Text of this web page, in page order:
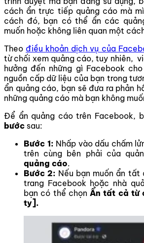
cách ẩn trực tiếp quảng cáo mà
cách đó, bạn có thể ẩn các
muốn hoặc không liên quan một
Theo điều khoản dịch vụ của
từ chối xem quảng cáo, tuy nhiên,
hưởng đến những gì Facebook
nguồn cấp dữ liệu của bạn trong
ẩn quảng cáo, bạn sẽ đưa ra phản
những quảng cáo mà bạn không
Để ẩn quảng cáo trên Facebook,
bước sau:
Bước 1: Nhấp vào dấu chấm
trên cùng bên phải của
quảng cáo.
Bước 2: Nếu bạn muốn ẩn
trang Facebook hoặc nhà
bạn có thể chọnẨn tất cả từ
ty].